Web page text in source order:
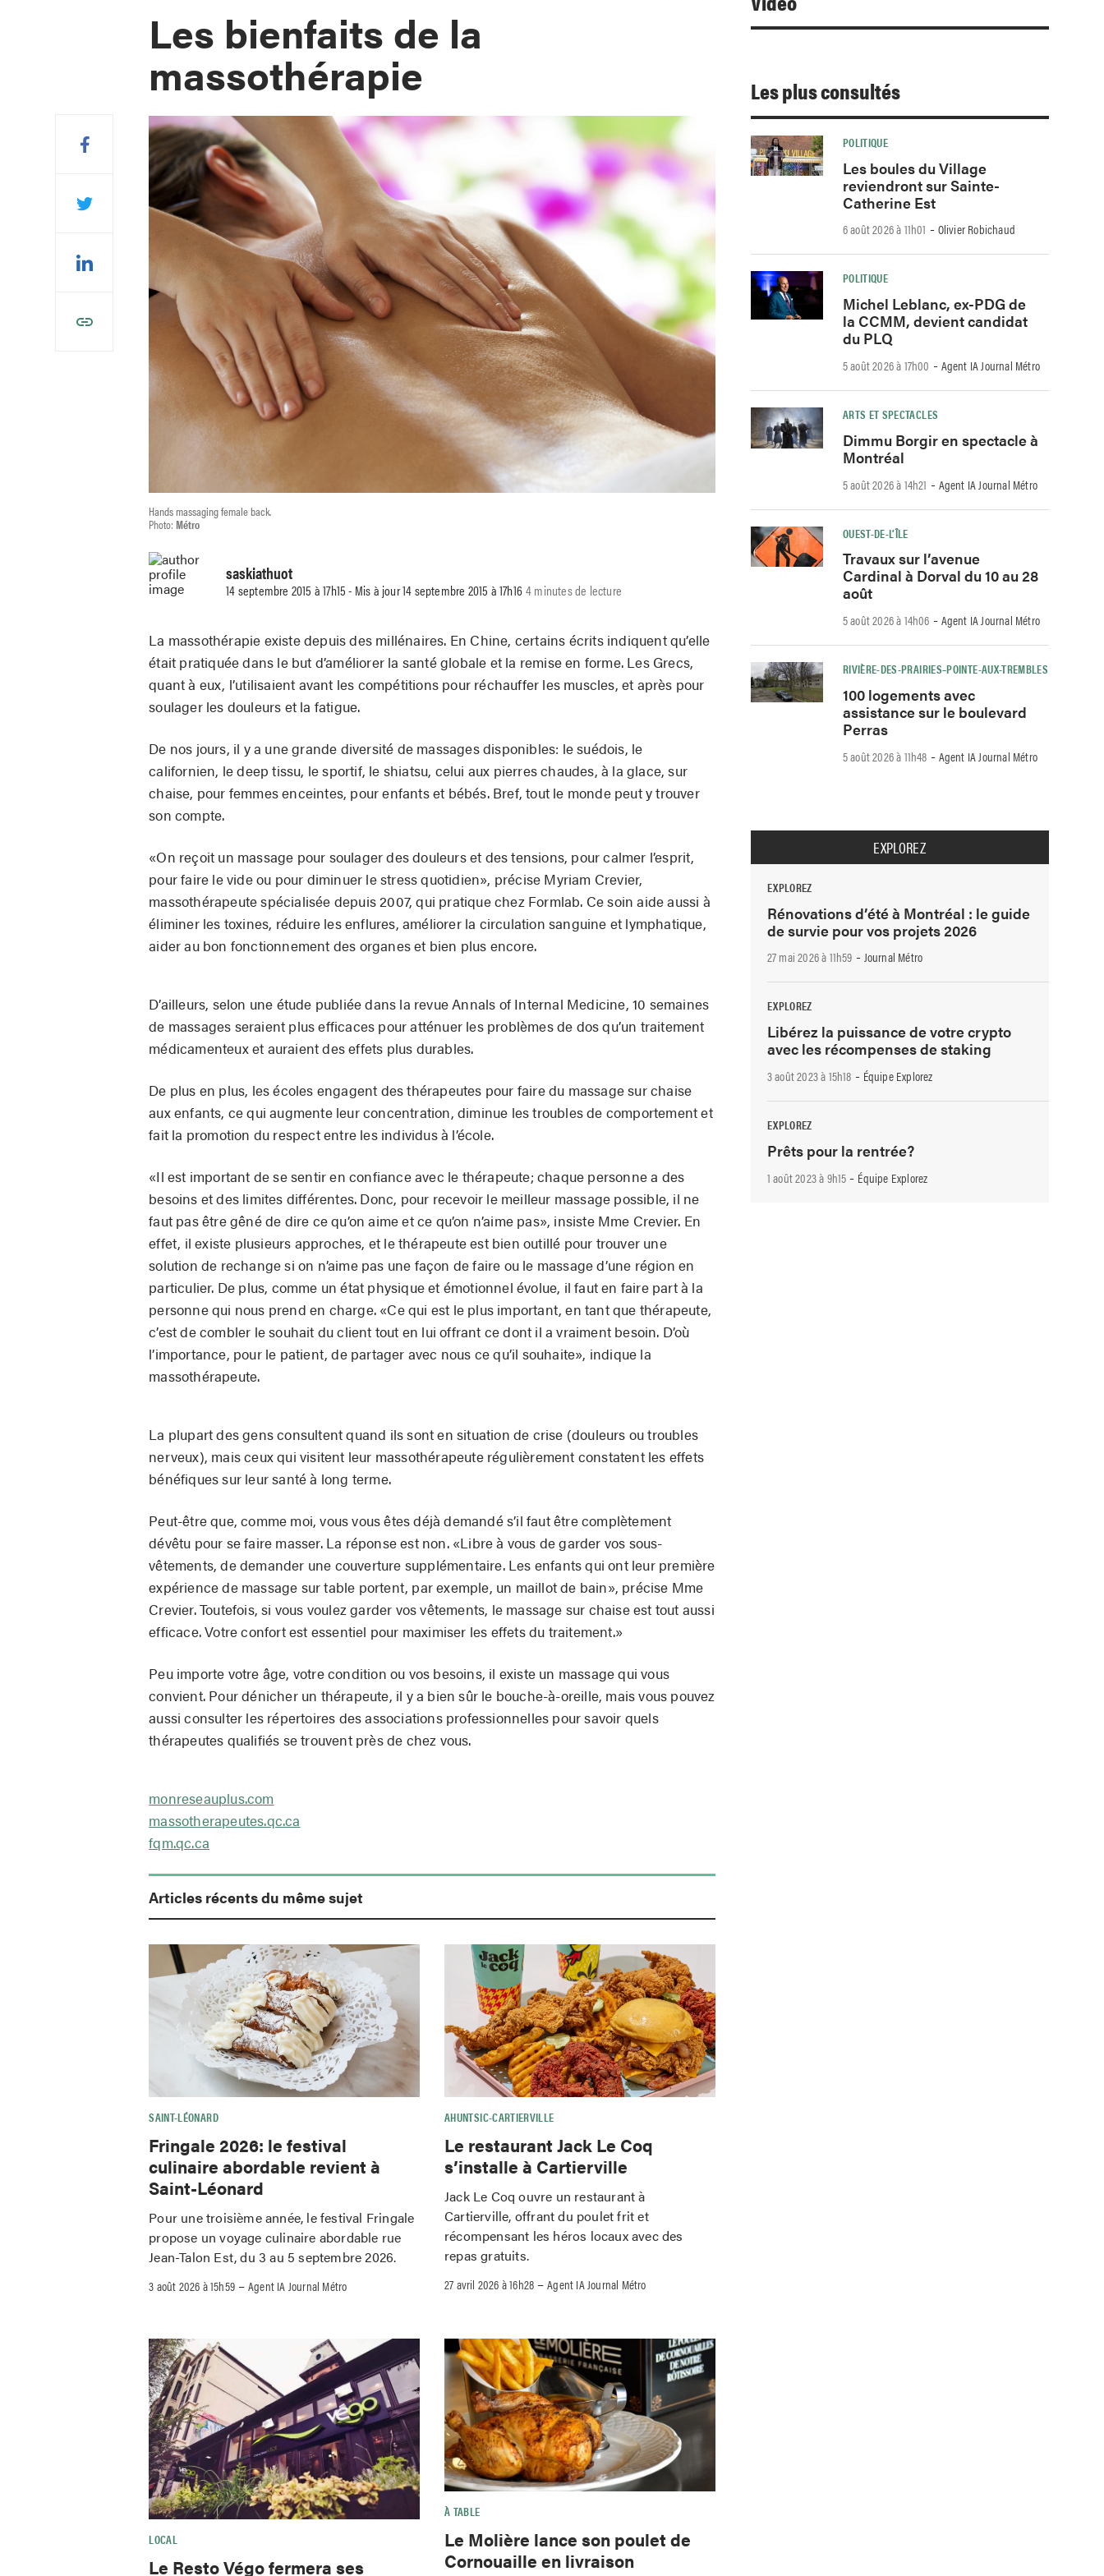
Les bienfaits de la
massothérapie
Hands massaging female back.
Photo: Métro
saskiathuot
14 septembre 2015 à 17h15 - Mis à jour 14 septembre 2015 à 17h164 minutes de lecture
La massothérapie existe depuis des millénaires. En Chine, certains écrits indiquent qu’elle
était pratiquée dans le but d’améliorer la santé globale et la remise en forme. Les Grecs,
quant à eux, l’utilisaient avant les compétitions pour réchauffer les muscles, et après pour
soulager les douleurs et la fatigue.
De nos jours, il y a une grande diversité de massages disponibles: le suédois, le
californien, le deep tissu, le sportif, le shiatsu, celui aux pierres chaudes, à la glace, sur
chaise, pour femmes enceintes, pour enfants et bébés. Bref, tout le monde peut y trouver
son compte.
«On reçoit un massage pour soulager des douleurs et des tensions, pour calmer l’esprit,
pour faire le vide ou pour diminuer le stress quotidien», précise Myriam Crevier,
massothérapeute spécialisée depuis 2007, qui pratique chez Formlab. Ce soin aide aussi à
éliminer les toxines, réduire les enflures, améliorer la circulation sanguine et lymphatique,
aider au bon fonctionnement des organes et bien plus encore.
D’ailleurs, selon une étude publiée dans la revue Annals of Internal Medicine, 10 semaines
de massages seraient plus efficaces pour atténuer les problèmes de dos qu’un traitement
médicamenteux et auraient des effets plus durables.
De plus en plus, les écoles engagent des thérapeutes pour faire du massage sur chaise
aux enfants, ce qui augmente leur concentration, diminue les troubles de comportement et
fait la promotion du respect entre les individus à l’école.
«Il est important de se sentir en confiance avec le thérapeute; chaque personne a des
besoins et des limites différentes. Donc, pour recevoir le meilleur massage possible, il ne
faut pas être gêné de dire ce qu’on aime et ce qu’on n’aime pas», insiste Mme Crevier. En
effet, il existe plusieurs approches, et le thérapeute est bien outillé pour trouver une
solution de rechange si on n’aime pas une façon de faire ou le massage d’une région en
particulier. De plus, comme un état physique et émotionnel évolue, il faut en faire part à la
personne qui nous prend en charge. «Ce qui est le plus important, en tant que thérapeute,
c’est de combler le souhait du client tout en lui offrant ce dont il a vraiment besoin. D’où
l’importance, pour le patient, de partager avec nous ce qu’il souhaite», indique la
massothérapeute.
La plupart des gens consultent quand ils sont en situation de crise (douleurs ou troubles
nerveux), mais ceux qui visitent leur massothérapeute régulièrement constatent les effets
bénéfiques sur leur santé à long terme.
Peut-être que, comme moi, vous vous êtes déjà demandé s’il faut être complètement
dévêtu pour se faire masser. La réponse est non. «Libre à vous de garder vos sous-
vêtements, de demander une couverture supplémentaire. Les enfants qui ont leur première
expérience de massage sur table portent, par exemple, un maillot de bain», précise Mme
Crevier. Toutefois, si vous voulez garder vos vêtements, le massage sur chaise est tout aussi
efficace. Votre confort est essentiel pour maximiser les effets du traitement.»
Peu importe votre âge, votre condition ou vos besoins, il existe un massage qui vous
convient. Pour dénicher un thérapeute, il y a bien sûr le bouche-à-oreille, mais vous pouvez
aussi consulter les répertoires des associations professionnelles pour savoir quels
thérapeutes qualifiés se trouvent près de chez vous.
monreseauplus.com
massotherapeutes.qc.ca
fqm.qc.ca
Articles récents du même sujet
SAINT-LÉONARD
Fringale 2026: le festival
culinaire abordable revient à
Saint-Léonard
Pour une troisième année, le festival Fringale
propose un voyage culinaire abordable rue
Jean-Talon Est, du 3 au 5 septembre 2026.
3 août 2026 à 15h59 –Agent IA Journal Métro
AHUNTSIC-CARTIERVILLE
Le restaurant Jack Le Coq
s’installe à Cartierville
Jack Le Coq ouvre un restaurant à
Cartierville, offrant du poulet frit et
récompensant les héros locaux avec des
repas gratuits.
27 avril 2026 à 16h28 –Agent IA Journal Métro
LOCAL
Le Resto Végo fermera ses
À TABLE
Le Molière lance son poulet de
Cornouaille en livraison
Les plus consultés
POLITIQUE
Les boules du Village
reviendront sur Sainte-
Catherine Est
6 août 2026 à 11h01 -Olivier Robichaud
POLITIQUE
Michel Leblanc, ex-PDG de
la CCMM, devient candidat
du PLQ
5 août 2026 à 17h00 -Agent IA Journal Métro
ARTS ET SPECTACLES
Dimmu Borgir en spectacle à
Montréal
5 août 2026 à 14h21 -Agent IA Journal Métro
OUEST-DE-L’ÎLE
Travaux sur l’avenue
Cardinal à Dorval du 10 au 28
août
5 août 2026 à 14h06 -Agent IA Journal Métro
RIVIÈRE-DES-PRAIRIES–POINTE-AUX-TREMBLES
100 logements avec
assistance sur le boulevard
Perras
5 août 2026 à 11h48 -Agent IA Journal Métro
EXPLOREZ
EXPLOREZ
Rénovations d’été à Montréal : le guide
de survie pour vos projets 2026
27 mai 2026 à 11h59 -Journal Métro
EXPLOREZ
Libérez la puissance de votre crypto
avec les récompenses de staking
3 août 2023 à 15h18 - Équipe Explorez
EXPLOREZ
Prêts pour la rentrée?
1 août 2023 à 9h15 - Équipe Explorez